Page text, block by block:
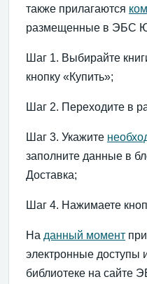
также прилагаются
размещенные в ЭБС
Шаг 1. Выбирайте
кнопку «Купить»;
Шаг 2. Переходите в
Шаг 3. Укажите
заполните данные в
Доставка;
Шаг 4. Нажимаете
На данный момент
электронные доступы
библиотеке на сайте